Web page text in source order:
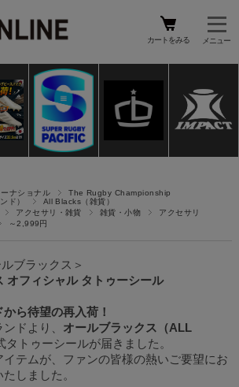
カートをみる
ーナショナル
The Rugby Championship
ド）
All Blacks（雑貨）
アクセサリ・雑貨 雑貨・小物
アクセサリ
～2,999円
ブラックス＞
オフィシャル タトゥーシール
ら待望の再入荷！
ドより、 オールブラックス（ALL
タトゥーシールが届きました。
イテムが、ファンの皆様の熱いご要望にお
たしました。